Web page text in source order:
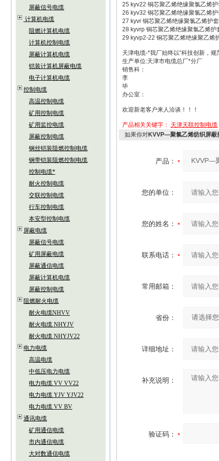
屏蔽信号电缆
计算机电缆
阻燃计算机电缆
计算机控制电缆
屏蔽计算机电缆
铠装计算机屏蔽电缆
电子计算机电缆
控制电缆
高温控制电缆
矿用控制电缆
矿用监控电缆
屏蔽控制电缆
钢丝铠装阻燃控制电缆
钢带铠装阻燃控制电缆
控制电缆*
耐火控制电缆
交联控制电缆
行车控制电缆
本安型控制电缆
屏蔽电缆
屏蔽信号电缆
矿用屏蔽电缆
屏蔽通信电缆
屏蔽计算机电缆
屏蔽控制电缆
阻燃耐火电缆
耐火电缆NHVV
耐火电缆 NHYJV
耐火电缆 NHYJV22
电力电缆
高温电缆
中低压电力电缆
电力电缆 VV VV22
电力电缆 YJV YJV22
电力电缆 VV BV
通讯电缆
矿用通信电缆
市内通信电缆
大对数通信电缆
25 kyv22 铜芯聚乙烯绝缘聚氯乙烯
26 kyv32 铜芯聚乙烯绝缘聚氯乙烯
27 kyvr 铜芯聚乙烯绝缘聚氯乙烯护
28 kyvrp 铜芯聚乙烯绝缘聚氯乙烯
29 kyvp2-22 铜芯聚乙烯绝缘聚乙烯
天津电缆-*我厂始终以“科技创新，
生产单位:天津市电缆总厂*分厂
销售科：
李
毕
办公室：
欢迎新老客户来人洽谈！！！
产品相关关键字： 天津天联控制电缆
如果你对KVVP—聚氯乙烯纺织屏蔽
产品：
您的单位：
您的姓名：
联系电话：
常用邮箱：
省份：
详细地址：
补充说明：
验证码：